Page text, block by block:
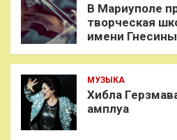
В Мариуполе
творческая
имени
МУЗЫКА
Хибла
амплуа